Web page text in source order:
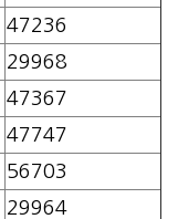
47236
29968
47367
47747
56703
29964